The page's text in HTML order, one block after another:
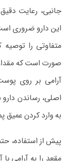
جانبی، رعایت
این دارو ضروری
متفاوتی را
صورت است که مقدار
آرامی بر روی
اصلی، رساندن
به وارد کردن عمیق
پیش از استفاده،
مقعد را به آرامی